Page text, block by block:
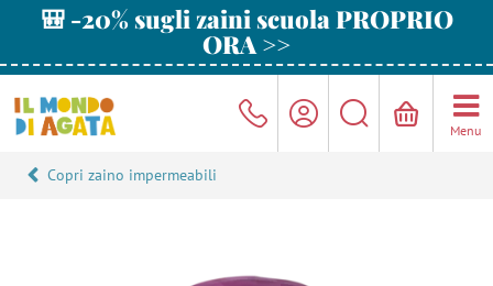
🎒 -20% sugli zaini scuola PROPRIO
ORA >>
Menu
Copri zaino impermeabili